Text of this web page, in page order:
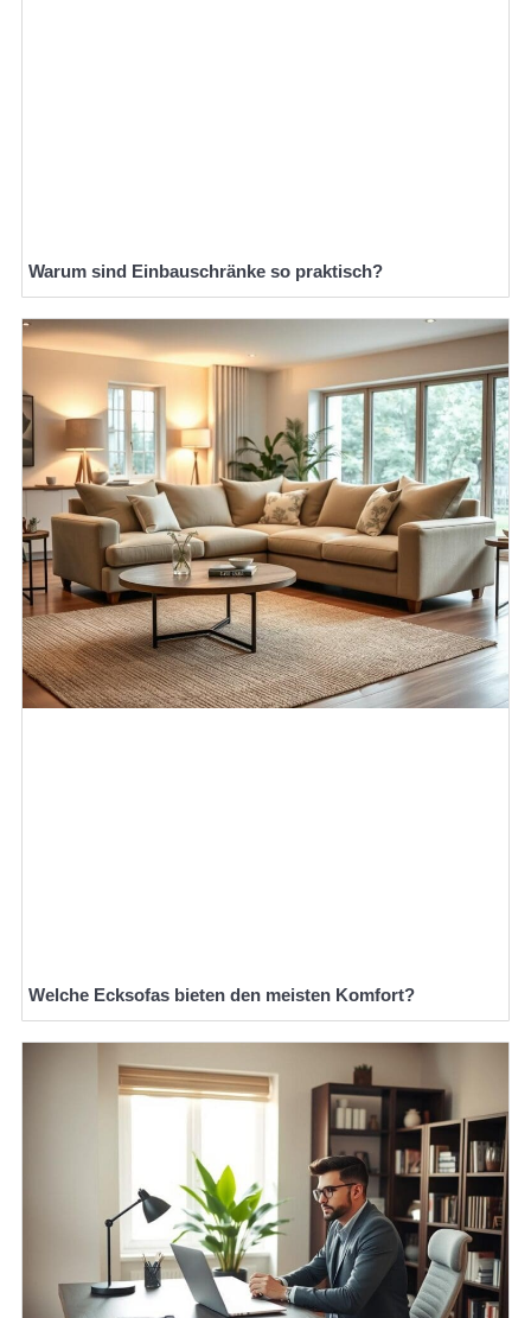
Warum sind Einbauschränke so praktisch?
Welche Ecksofas bieten den meisten Komfort?